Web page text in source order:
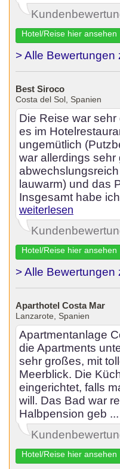
Hotel/Reise hier ansehen
> Alle
Best Siroco
Costa del Sol, Spanien
Die Reise war
es im
ungemütlich
war allerdings sehr
lauwarm) und das
Insgesamt habe
weiterlesen
Hotel/Reise hier ansehen
> Alle
Aparthotel Costa Mar
Lanzarote, Spanien
Apartmentanlage
die Apartments
sehr großes, mit
Meerblick. Die
eingerichtet, falls
will. Das Bad war
Halbpension geb ...
Hotel/Reise hier ansehen